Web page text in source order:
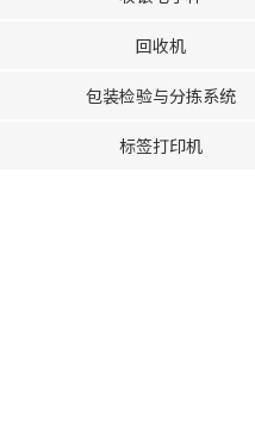
回收机
包装检验与分拣系统
标签打印机